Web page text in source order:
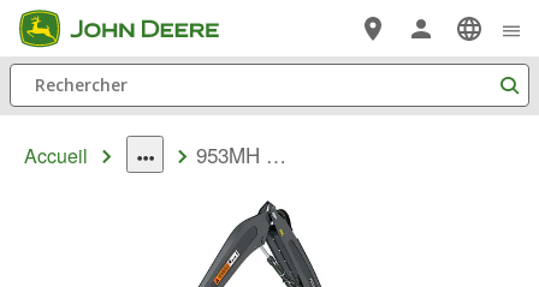
Passer au contenu principal
Rechercher
Accueil
dropdown
953MH Abatteuse-façonneuse chenillée